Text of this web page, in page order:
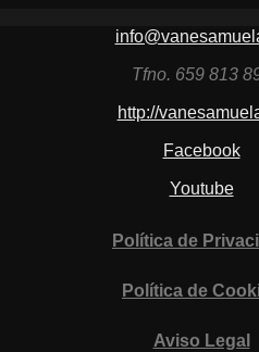
Tfno. 659 813
http://
Facebook
Youtube
Política de
Política de
Aviso Legal